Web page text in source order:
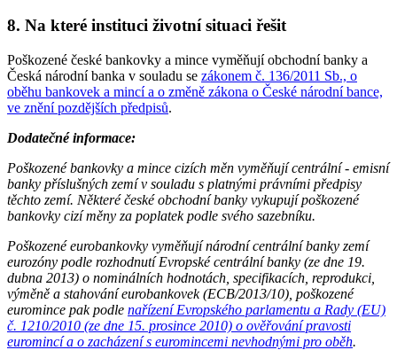
8. Na které instituci životní situaci řešit
Poškozené české bankovky a mince vyměňují obchodní banky a
Česká národní banka v souladu se zákonem č. 136/2011 Sb., o
oběhu bankovek a mincí a o změně zákona o České národní bance,
ve znění pozdějších předpisů.
Dodatečné informace:
Poškozené bankovky a mince cizích měn vyměňují centrální - emisní
banky příslušných zemí v souladu s platnými právními předpisy
těchto zemí. Některé české obchodní banky vykupují poškozené
bankovky cizí měny za poplatek podle svého sazebníku.
Poškozené eurobankovky vyměňují národní centrální banky zemí
eurozóny podle rozhodnutí Evropské centrální banky (ze dne 19.
dubna 2013) o nominálních hodnotách, specifikacích, reprodukci,
výměně a stahování eurobankovek (ECB/2013/10), poškozené
euromince pak podle nařízení Evropského parlamentu a Rady (EU)
č. 1210/2010 (ze dne 15. prosince 2010) o ověřování pravosti
euromincí a o zacházení s euromincemi nevhodnými pro oběh.